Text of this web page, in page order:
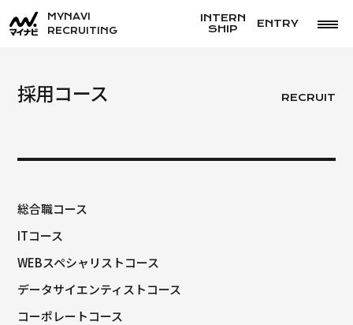
ン
MYNAVI
RECRUITING
INTERN
SHIP
ENTRY
採用コース RECRUIT
総合職コース
ITコース
WEBスペシャリストコース
データサイエンティストコース
コーポレートコース